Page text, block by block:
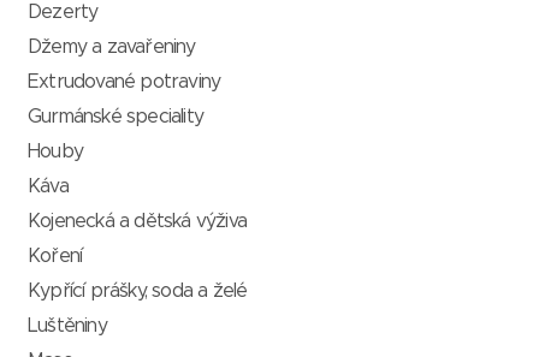
Dezerty
Džemy a zavařeniny
Extrudované potraviny
Gurmánské speciality
Houby
Káva
Kojenecká a dětská výživa
Koření
Kypřící prášky, soda a želé
Luštěniny